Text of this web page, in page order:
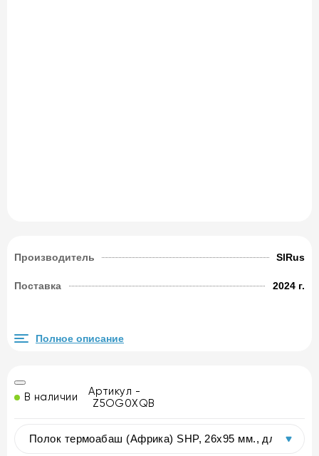
Производитель SlRus
Поставка 2024 г.
Полное описание
В наличии
Артикул -
Z5OG0XQB